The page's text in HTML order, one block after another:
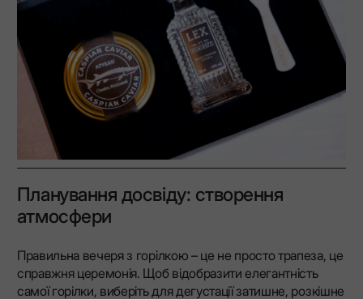
Планування досвіду: створення
атмосфери
Правильна вечеря з горілкою – це не просто трапеза, це
справжня церемонія. Щоб відобразити елегантність
самої горілки, виберіть для дегустації затишне, розкішне